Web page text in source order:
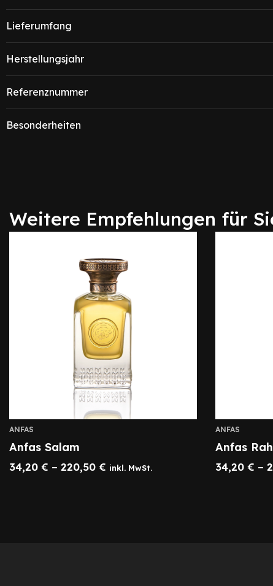
Lieferumfang
Herstellungsjahr
Referenznummer
Besonderheiten
Weitere Empfehlungen für
ANFAS
Anfas Salam
34,20 € – 220,50 € inkl. MwSt.
ANFAS
Anfas
34,20 € –